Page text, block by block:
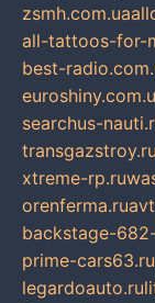
zsmh.com.ua
all-tattoos-for-
best-
searchus-
transgazstroy.ru
xtreme-rp.ru
orenferma.ru
backstage-
prime-cars63.ru
legardoauto.ru